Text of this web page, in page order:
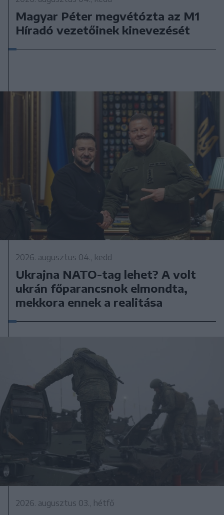
Magyar Péter megvétózta az M1
Híradó vezetőinek kinevezését
2026. augusztus 04., kedd
Ukrajna NATO-tag lehet? A volt
ukrán főparancsnok elmondta,
mekkora ennek a realitása
2026. augusztus 03., hétfő